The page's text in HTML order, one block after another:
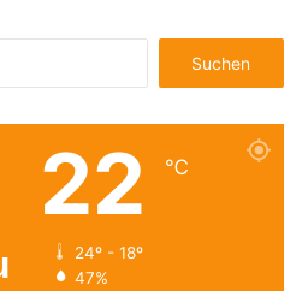
nach:
22 ℃
24º - 18º
47%